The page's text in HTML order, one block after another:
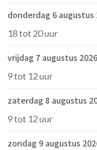
donderdag 6 augustus
18tot 20uur
vrijdag 7 augustus 2026
9tot 12uur
zaterdag 8 augustus
9tot 12uur
zondag 9 augustus